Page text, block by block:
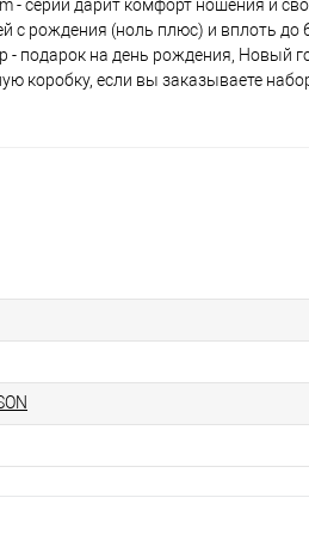
серии дарит комфорт ношения и
с рождения (ноль плюс) и вплоть
подарок на день рождения, Новый
коробку, если вы заказываете